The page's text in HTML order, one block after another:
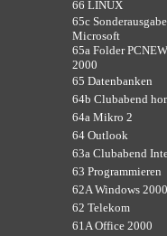
66 LINUX
65c Sonderausgabe
Microsoft
65a Folder
2000
65 Datenbanken
64b Clubabend
64a Mikro 2
64 Outlook
63a Clubabend
63 Programmieren
62A Windows 2000
62 Telekom
61A Office 2000